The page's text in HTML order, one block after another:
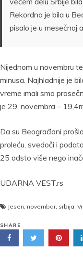
Rekordna je bila u
pisalo je u mesečnoj
Nijednom u novembru
minusa. Najhladnije je
vreme imali smo
je 29. novembra –
Da su Beograđani
proleću, svedoči i
25 odsto više nego
UDARNA VEST.rs
Jesen, novembar, srbija,
SHARE